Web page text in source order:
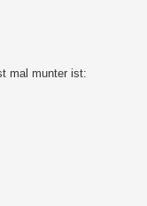
mal munter ist: